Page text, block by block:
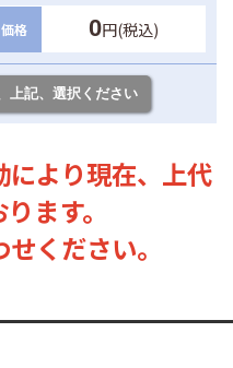
価格 0円(税込)
により現在、上代
ます。
ください。